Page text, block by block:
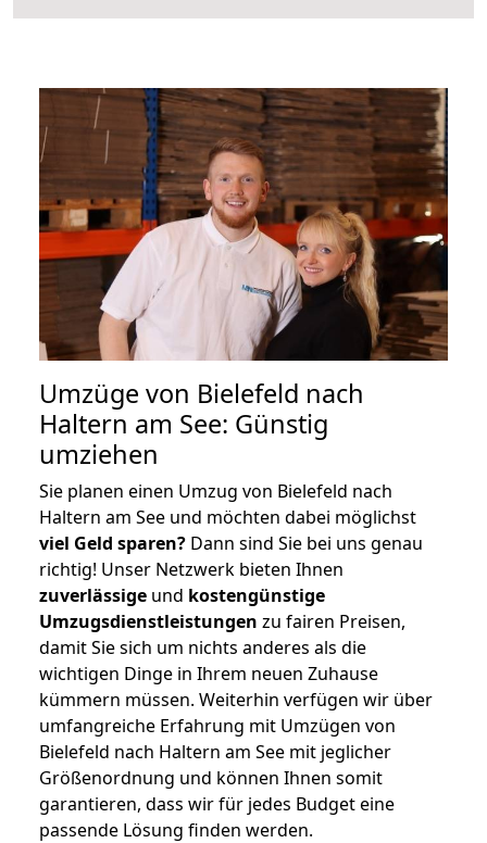
Umzüge von Bielefeld nach
Haltern am See: Günstig
umziehen
Sie planen einen Umzug von Bielefeld nach
Haltern am See und möchten dabei möglichst
viel Geld sparen? Dann sind Sie bei uns genau
richtig! Unser Netzwerk bieten Ihnen
zuverlässige und kostengünstige
Umzugsdienstleistungen zu fairen Preisen,
damit Sie sich um nichts anderes als die
wichtigen Dinge in Ihrem neuen Zuhause
kümmern müssen. Weiterhin verfügen wir über
umfangreiche Erfahrung mit Umzügen von
Bielefeld nach Haltern am See mit jeglicher
Größenordnung und können Ihnen somit
garantieren, dass wir für jedes Budget eine
passende Lösung finden werden.